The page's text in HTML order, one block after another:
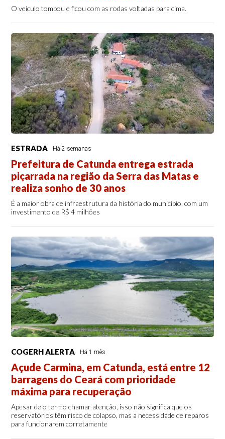
O veículo tombou e ficou com as rodas voltadas para cima.
ESTRADA Há 2 semanas
Prefeitura de Catunda entrega estrada
piçarrada na região da Serra das Matas e
realiza sonho de 30 anos
É a maior obra de infraestrutura da história do município, com um
investimento de R$ 4 milhões
COGERH ALERTA Há 1 mês
Açude Carmina, em Catunda, está entre 12
barragens do Ceará com prioridade
máxima para recuperação
Apesar de o termo chamar atenção, isso não significa que os
reservatórios têm risco de colapso, mas a necessidade de reparos
para funcionarem corretamente